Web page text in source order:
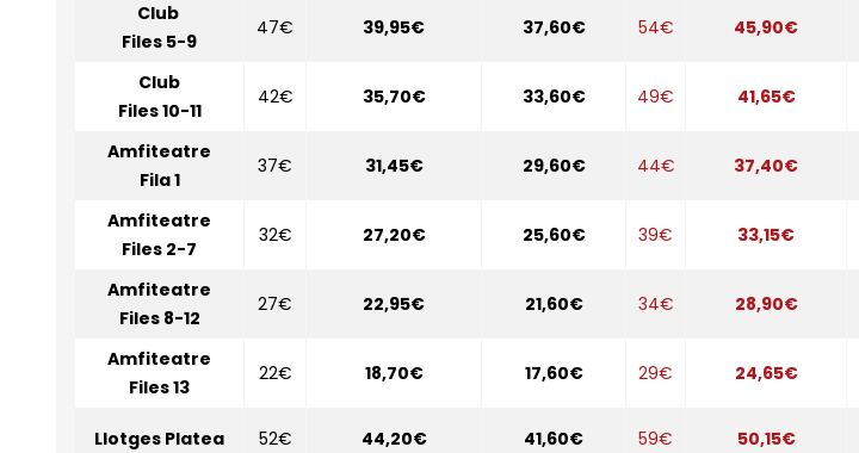
Club
Files 5-9
47€ 39,95€ 37,60€ 54€ 45,90€
Club
Files 10-11
42€ 35,70€ 33,60€ 49€ 41,65€
Amfiteatre
Fila 1
37€ 31,45€ 29,60€ 44€ 37,40€
Amfiteatre
Files 2-7
32€ 27,20€ 25,60€ 39€ 33,15€
Amfiteatre
Files 8-12
27€ 22,95€ 21,60€ 34€ 28,90€
Amfiteatre
Files 13
22€ 18,70€ 17,60€ 29€ 24,65€
Llotges Platea 52€ 44,20€ 41,60€ 59€ 50,15€